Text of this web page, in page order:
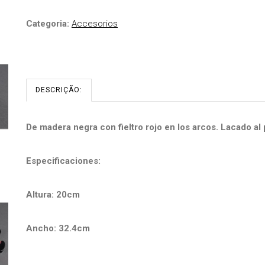
Categoria: Accesorios
DESCRIÇÃO:
De madera negra con fieltro rojo en los arcos. Lacado al
Especificaciones:
Altura: 20cm
Ancho: 32.4cm